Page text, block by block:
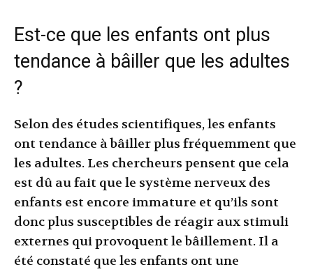
Est-ce que les enfants ont plus
tendance à bâiller que les adultes
?
Selon des études scientifiques, les enfants
ont tendance à bâiller plus fréquemment que
les adultes. Les chercheurs pensent que cela
est dû au fait que le système nerveux des
enfants est encore immature et qu’ils sont
donc plus susceptibles de réagir aux stimuli
externes qui provoquent le bâillement. Il a
été constaté que les enfants ont une